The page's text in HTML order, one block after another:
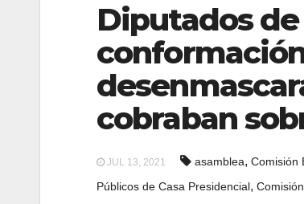
Diputados
cobraban
JUL 13, 2021 asamblea, Comisión
Públicos de Casa Presidencial,